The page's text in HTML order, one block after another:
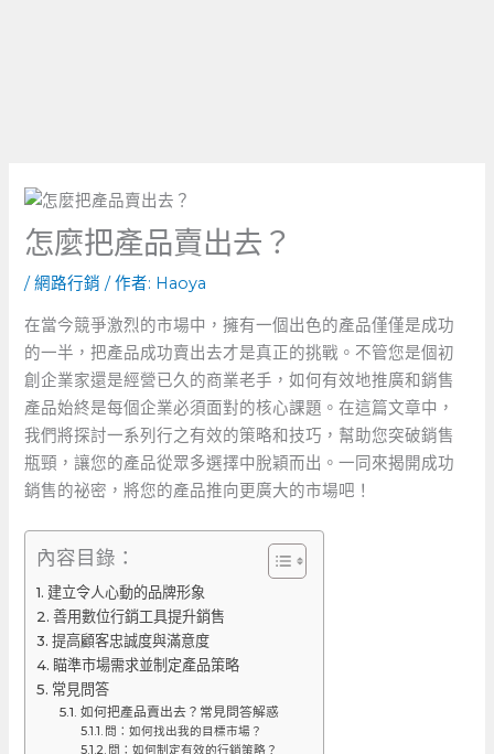
怎麼把產品賣出去？
/網路行銷 / 作者: Haoya
在當今競爭激烈的市場中，擁有一個出色的產品僅僅是成功
的一半，把產品成功賣出去才是真正的挑戰。不管您是個初
創企業家還是經營已久的商業老手，如何有效地推廣和銷售
產品始終是每個企業必須面對的核心課題。在這篇文章中，
我們將探討一系列行之有效的策略和技巧，幫助您突破銷售
瓶頸，讓您的產品從眾多選擇中脫穎而出。一同來揭開成功
銷售的祕密，將您的產品推向更廣大的市場吧！
內容目錄：
建立令人心動的品牌形象
善用數位行銷工具提升銷售
提高顧客忠誠度與滿意度
瞄準市場需求並制定產品策略
常見問答
如何把產品賣出去？常見問答解惑
問：如何找出我的目標市場？
問：如何制定有效的行銷策略？